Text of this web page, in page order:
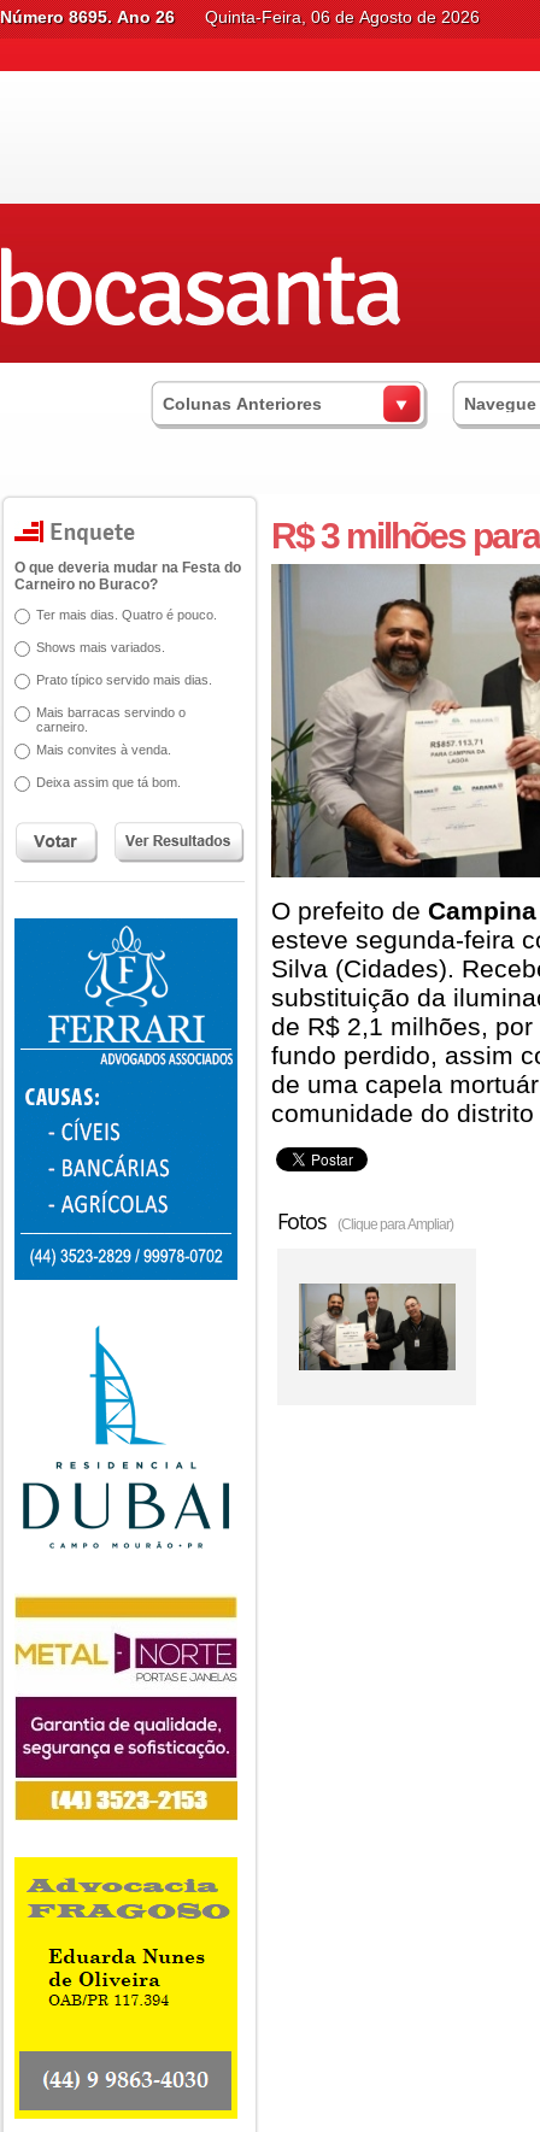
Número 8695. Ano 26 Quinta-Feira, 06 de Agosto de 2026
Colunas Anteriores
O que deveria mudar na Festa do
Carneiro no Buraco?
Ter mais dias. Quatro é pouco.
Shows mais variados.
Prato típico servido mais dias.
Mais barracas servindo o
carneiro.
Mais convites à venda.
Deixa assim que tá bom.
R$ 3 milhões
O prefeito de
esteve segunda-feira
Silva (Cidades).
substituição da
de R$ 2,1 milhões,
fundo perdido, assim
de uma capela
comunidade do
Fotos (Clique para Ampliar)